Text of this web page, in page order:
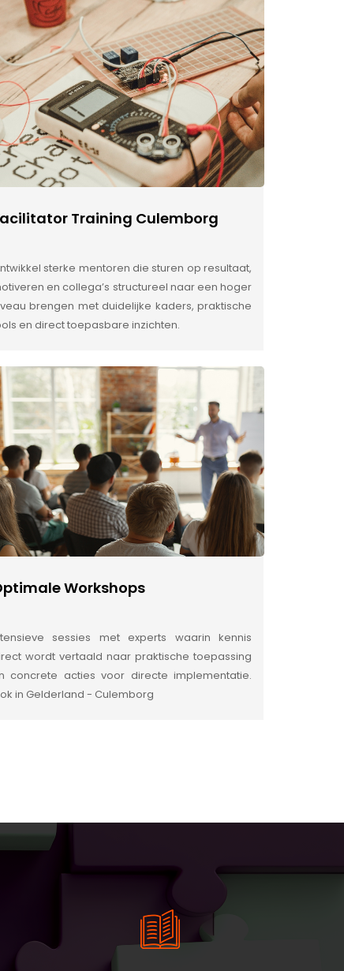
Training Culemborg
sterke mentoren die sturen op resultaat,
en collega’s structureel naar een hoger
brengen met duidelijke kaders, praktische
en direct toepasbare inzichten.
Workshops
sessies met experts waarin kennis
wordt vertaald naar praktische toepassing
concrete acties voor directe implementatie.
in Gelderland - Culemborg